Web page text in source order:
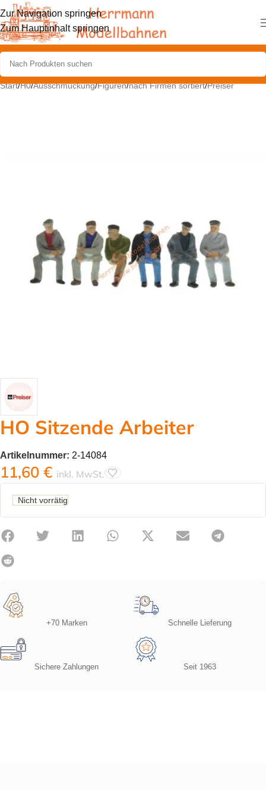
Zur Navigation springen
Zum Hauptinhalt springen
Start/H0/Ausschmückung/Figuren/nach Firmen sortiert/Preiser
HO Sitzende Arbeiter
Artikelnummer: 2-14084
11,60 € inkl. MwSt.
Nicht vorrätig
+70 Marken Schnelle Lieferung
Sichere Zahlungen Seit 1963